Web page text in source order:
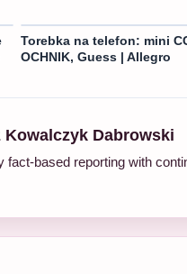
Torebka na telefon: mini
OCHNIK, Guess | Allegro
Kowalczyk Dabrowski
fact-based reporting with